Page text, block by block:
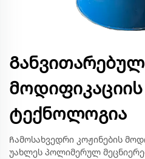
მოდიფიკაციის
ტექნოლოგია
Ჩამოსახვედრი კოჟინების
უახლეს პოლიმერულ